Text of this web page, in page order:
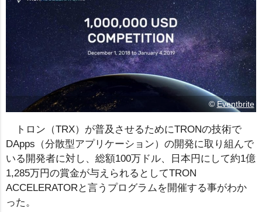
©Eventbrite
トロン（TRX）が普及させるためにTRONの技術で
DApps（分散型アプリケーション）の開発に取り組んで
いる開発者に対し、総額100万ドル、日本円にして約1億
1,285万円の賞金が与えられるとしてTRON
ACCELERATORと言うプログラムを開催する事がわか
った。